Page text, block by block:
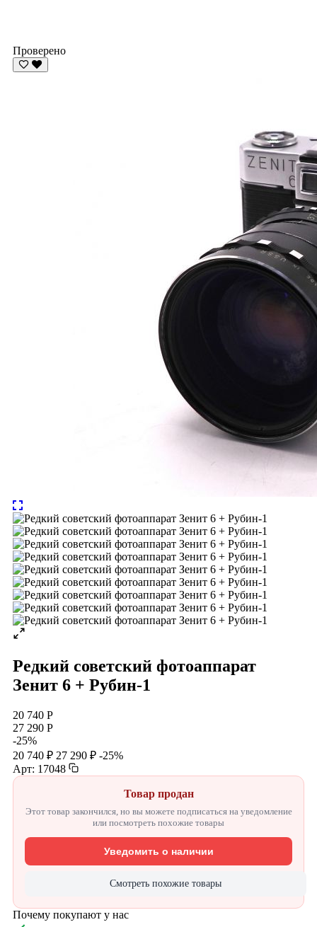
Проверено
Редкий советский фотоаппарат
Зенит 6 + Рубин-1
20 740 Р
27 290 Р
-25%
20 740 ₽ 27 290 ₽ -25%
Арт: 17048
Товар продан
Этот товар закончился, но вы можете подписаться на уведомление
или посмотреть похожие товары
Уведомить о наличии
Смотреть похожие товары
Почему покупают у нас